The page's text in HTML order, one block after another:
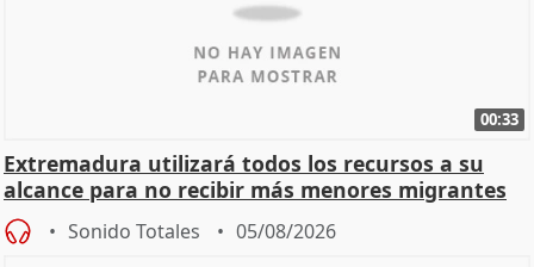
00:33
Extremadura utilizará todos los recursos a su
alcance para no recibir más menores migrantes
Sonido Totales 05/08/2026